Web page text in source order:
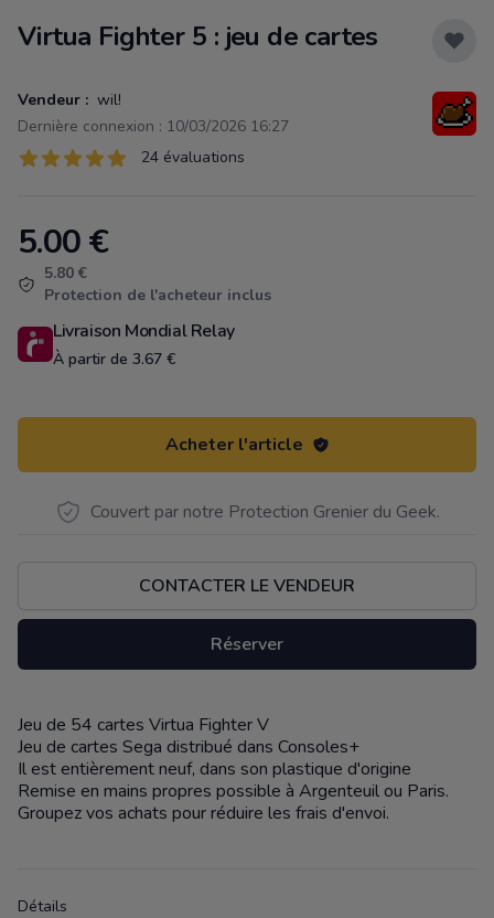
Virtua Fighter 5 : jeu de cartes
Vendeur : wil!
Dernière connexion : 10/03/2026 16:27
Évaluations
24 sur 5 étoiles 24 évaluations
Product information
5.00€
5.80 €
Protection de l'acheteur inclus
Livraison Mondial Relay
À partir de 3.67 €
Acheter l'article
Couvert par notre Protection Grenier du Geek.
CONTACTER LE VENDEUR
Réserver
Description
Jeu de 54 cartes Virtua Fighter V
Jeu de cartes Sega distribué dans Consoles+
Il est entièrement neuf, dans son plastique d'origine
Remise en mains propres possible à Argenteuil ou Paris.
Groupez vos achats pour réduire les frais d'envoi.
Détails